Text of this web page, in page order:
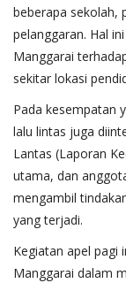
beberapa sekolah,
pelanggaran. Hal
Manggarai
sekitar lokasi
Pada kesempatan
lalu lintas juga
Lantas (Laporan
utama, dan
mengambil
yang terjadi.
Kegiatan apel pagi
Manggarai dalam